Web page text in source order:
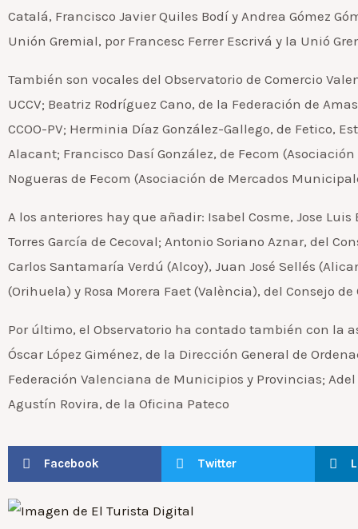
Catalá, Francisco Javier Quiles Bodí y Andrea Gómez
Unión Gremial, por Francesc Ferrer Escrivá y la Unió
También son vocales del Observatorio de Comercio
UCCV; Beatriz Rodríguez Cano, de la Federación de
CCOO-PV; Herminia Díaz González-Gallego, de Fetico,
Alacant; Francisco Dasí González, de Fecom
Nogueras de Fecom (Asociación de Mercados
A los anteriores hay que añadir: Isabel Cosme, Jose
Torres García de Cecoval; Antonio Soriano Aznar, del
Carlos Santamaría Verdú (Alcoy), Juan José Sellés
(Orihuela) y Rosa Morera Faet (València), del Consejo
Por último, el Observatorio ha contado también con la
Óscar López Giménez, de la Dirección General de
Federación Valenciana de Municipios y Provincias;
Agustín Rovira, de la Oficina Pateco
Facebook Twitter